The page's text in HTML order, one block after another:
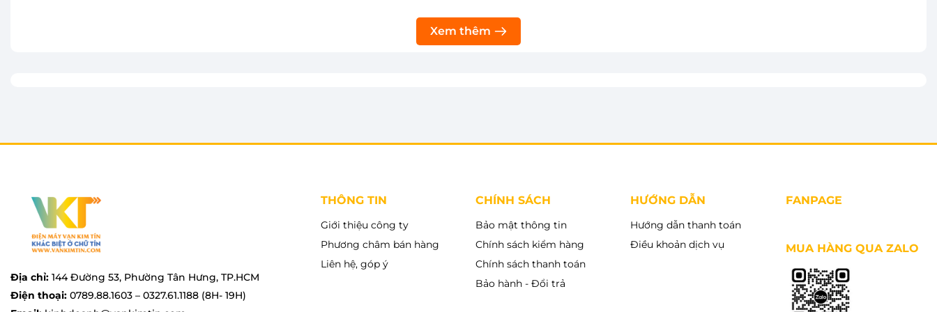
Xem thêm
Địa chỉ: 144 Đường 53, Phường Tân Hưng, TP.HCM
Điện thoại: 0789.88.1603 – 0327.61.1188 (8H- 19H)
THÔNG TIN
Giới thiệu công ty
Phương châm bán hàng
Liên hệ, góp ý
CHÍNH SÁCH
Bảo mật thông tin
Chính sách kiểm hàng
Chính sách thanh toán
Bảo hành - Đổi trả
HƯỚNG DẪN
Hướng dẫn thanh toán
Điều khoản dịch vụ
FANPAGE
MUA HÀNG QUA ZALO